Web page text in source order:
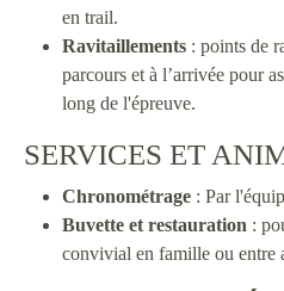
en trail.
Ravitaillements : points de
parcours et à l’arrivée pour
long de l'épreuve.
SERVICES ET
Chronométrage : Par
Buvette et restauration :
convivial en famille ou entre